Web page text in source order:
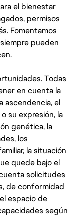
el bienestar
permisos
Fomentamos
pueden
Todas
en cuenta la
ascendencia, el
su expresión, la
genética, la
los
la situación
quede bajo el
solicitudes
de conformidad
espacio de
según